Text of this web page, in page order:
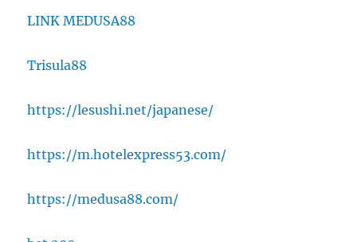
LINK MEDUSA88
Trisula88
https://lesushi.net/japanese/
https://m.hotelexpress53.com/
https://medusa88.com/